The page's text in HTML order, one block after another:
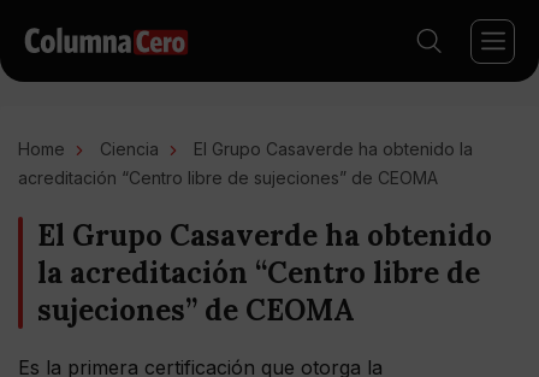
Home Ciencia
El Grupo Casaverde ha obtenido la
acreditación “Centro libre de sujeciones” de CEOMA
El Grupo Casaverde ha obtenido
la acreditación “Centro libre de
sujeciones” de CEOMA
Es la primera certificación que otorga la